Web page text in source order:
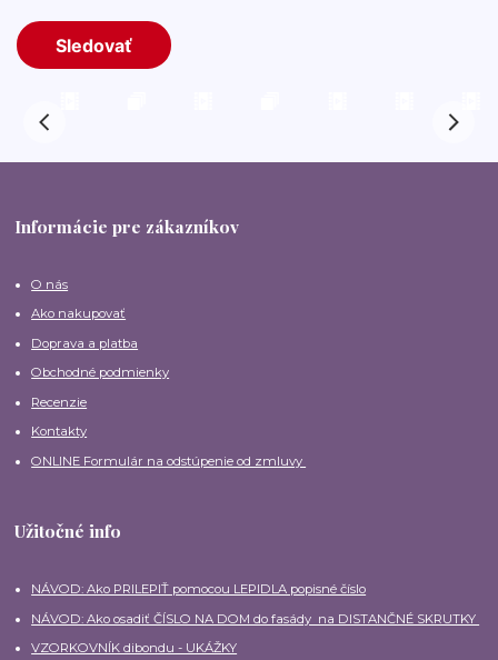
Informácie pre zákazníkov
O nás
Ako nakupovať
Doprava a platba
Obchodné podmienky
Recenzie
Kontakty
ONLINE Formulár na odstúpenie od zmluvy
Užitočné info
NÁVOD: Ako PRILEPIŤ pomocou LEPIDLA popisné číslo
NÁVOD: Ako osadiť ČÍSLO NA DOM do fasády na DISTANČNÉ SKRUTKY
VZORKOVNÍK dibondu - UKÁŽKY